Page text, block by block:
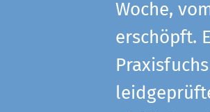
Woche,
erschöpft.